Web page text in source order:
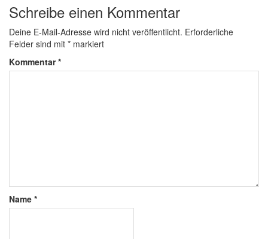
Schreibe einen Kommentar
Deine E-Mail-Adresse wird nicht veröffentlicht. Erforderliche
Felder sind mit * markiert
Kommentar*
Name *